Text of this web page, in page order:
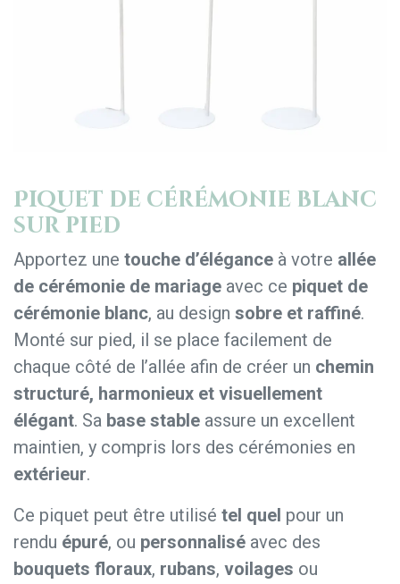
Piquet de cérémonie blanc
sur pied
Apportez une touche d’élégance à votre allée
de cérémonie de mariage avec ce piquet de
cérémonie blanc, au design sobre et raffiné.
Monté sur pied, il se place facilement de
chaque côté de l’allée afin de créer un chemin
structuré, harmonieux et visuellement
élégant. Sa base stable assure un excellent
maintien, y compris lors des cérémonies en
extérieur.
Ce piquet peut être utilisé tel quel pour un
rendu épuré, ou personnalisé avec des
bouquets floraux, rubans, voilages ou